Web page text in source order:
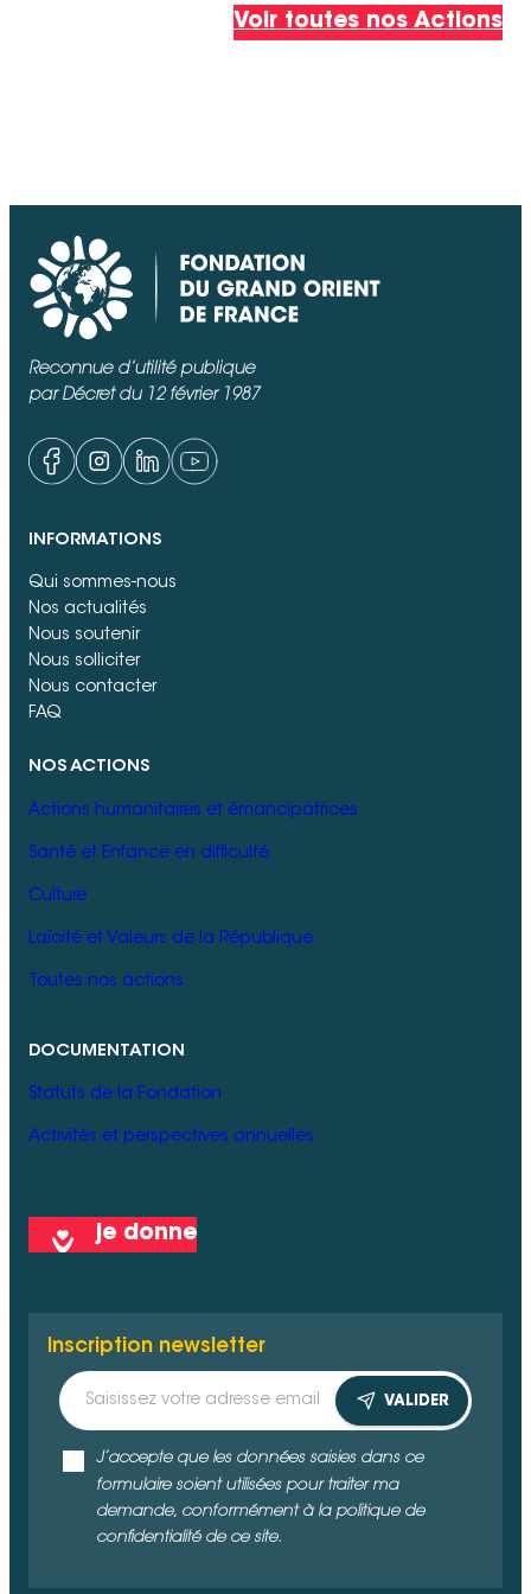
des potentialités de chacune, d’être
réactives et de proposer une offre
Voir toutes nos Actions
Reconnue d’utilité publique
par Décret du 12 février 1987
INFORMATIONS
Qui sommes-nous
Nos actualités
Nous soutenir
Nous solliciter
Nous contacter
FAQ
NOS ACTIONS
Actions humanitaires et émancipatrices
Santé et Enfance en difficulté
Culture
Laïcité et Valeurs de la République
Toutes nos actions
DOCUMENTATION
Statuts de la Fondation
Activités et perspectives annuelles
je donne
J’accepte que les données saisies dans ce
formulaire soient utilisées pour traiter ma
demande, conformément à la politique de
confidentialité de ce site.
VALIDER
Inscription newsletter